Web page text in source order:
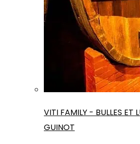
VITI FAMILY - BULLES ET
GUINOT